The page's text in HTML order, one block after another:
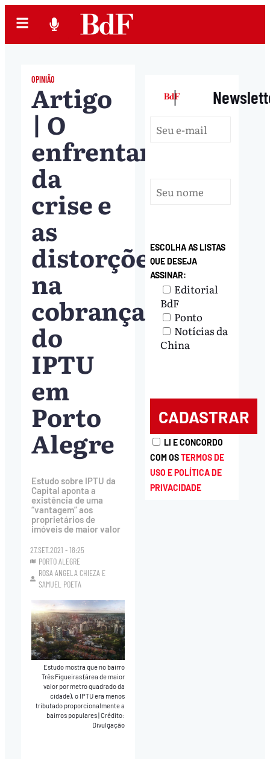
OPINIÃO
Artigo
| O
enfrentamento
da
crise e
as
distorções
na
cobrança
do
IPTU
em
Porto
Alegre
Estudo sobre IPTU da
Capital aponta a
existência de uma
“vantagem” aos
proprietários de
imóveis de maior valor
27.SET.2021 - 18:25
PORTO ALEGRE
ROSA ANGELA CHIEZA E
SAMUEL POETA
Estudo mostra que no bairro
Três Figueiras (área de maior
valor por metro quadrado da
cidade), o IPTU era menos
tributado proporcionalmente a
bairros populares|Crédito:
Divulgação
|
ESCOLHA AS LISTAS
QUE DESEJA
ASSINAR:
Editorial
BdF
Ponto
Notícias da
China
LI E CONCORDO
COM OSTERMOS DE
USO E POLÍTICA DE
PRIVACIDADE